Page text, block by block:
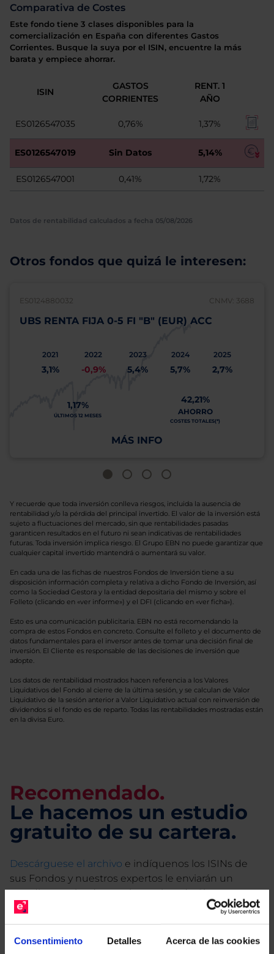
Consentimiento Detalles Acerca de las cookies
Comparativa de Costes
Este fondo tiene 3 clases disponibles para la
comercialización en España con diferentes Gastos
Corrientes. Busque la suya por el ISIN, encuentre la más
barata y empiece ahorrar.
ISIN
GASTOS
CORRIENTES
RENT. 1
AÑO
ES0126547035 0,76% 1,37%
ES0126547019 Sin Datos 5,14%
ES0126547001 0,41% 1,72%
Datos de rentabilidad calculados a fecha 05/08/2026
Otros fondos que quizá le interesen:
ES0124880032 CNMV: 3688
UBS RENTA FIJA 0-5 FI "B" (EUR) ACC
2021
3,1%
2022
-0,9%
2023
5,4%
2024
5,7%
2025
2,7%
1,17%
ÚLTIMOS 12 MESES
42,21%
AHORRO
COSTES TOTALES(*)
MÁS INFO
Y recuerde que toda inversión conlleva riesgos, incluida la ausencia de
rentabilidad y/o la pérdida del principal invertido. El valor de la inversión está
sujeto a fluctuaciones del mercado, sin que rentabilidades pasadas
garanticen resultados en el futuro ni sean indicativas de rentabilidades
futuras. Toda inversión implica riesgo. El Grupo EBN no puede garantizar que
cualquier capital invertido mantendrá o aumentará su valor.
En cada una de las fichas de nuestros Fondos de Inversión tiene a su
disposición información completa y relativa a dicho Fondo de Inversión, así
como la Sociedad Gestora y la entidad depositaria del mismo y sobre el
Folleto (clicando en «ver informe») y el DFI (clicando en «ver ficha»).
Esto es una comunicación publicitaria. EBN no está recomendando la
compra de estos Fondos en concreto. Consulte el folleto y el documento de
datos fundamentales para el inversor antes de tomar una decisión final de
inversión. El Cliente es responsable de las decisiones de inversión que
adopte.
Los datos de rentabilidad mostrados hacen referencia a los Valores
Liquidativos del Fondo al cierre de la última sesión, y se calculan de Valor
Liquidativo de la sesión anterior a Valor Liquidativo actual con reinversión de
dividendos si el fondo es de reparto. Todas las rentabilidades mostradas están
en la divisa Euro.
Recomendado.
Le hacemos un estudio
gratuito de su cartera.
Descárguese el archivo e indíquenos los ISINs de
sus Fondos y nuestros expertos le enviarán un
estudio gratuito de sus alternativas de Clases
Limpias con las que podrá ahorrar en sus costes.